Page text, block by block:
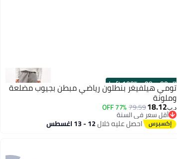
00m:00s
·
100% Left
تومي هيلفيغر بنطلون رياضي مبطن بجيوب مضلعة
وملونة
د.ب‏18.12
79.59
77% OFF
أقل سعر في السنة
أقل سعر في السنة
احصل عليه خلال12 - 13 اغسطس